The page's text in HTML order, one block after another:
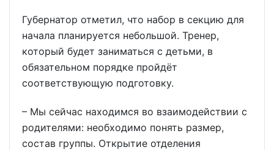
Губернатор отметил, что набор в секцию для
начала планируется небольшой. Тренер,
который будет заниматься с детьми, в
обязательном порядке пройдёт
соответствующую подготовку.
– Мы сейчас находимся во взаимодействии с
родителями: необходимо понять размер,
состав группы. Открытие отделения